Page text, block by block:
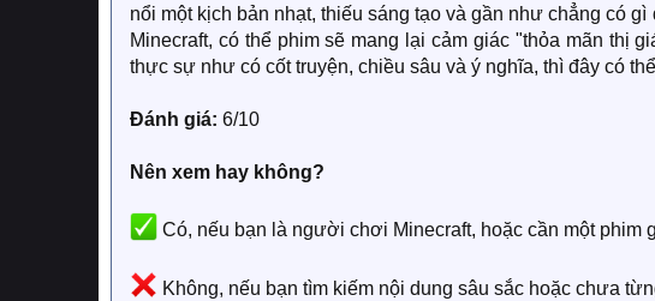
nổi một kịch bản nhạt, thiếu sáng tạo và gần như chẳng có
Minecraft, có thể phim sẽ mang lại cảm giác "thỏa mãn thị
thực sự như có cốt truyện, chiều sâu và ý nghĩa, thì đây có
Đánh giá: 6/10
Nên xem hay không?
Có, nếu bạn là người chơi Minecraft, hoặc cần một phim
Không, nếu bạn tìm kiếm nội dung sâu sắc hoặc chưa